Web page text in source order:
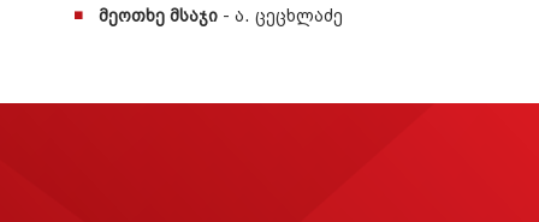
მეოთხე მსაჯი - ა. ცეცხლაძე